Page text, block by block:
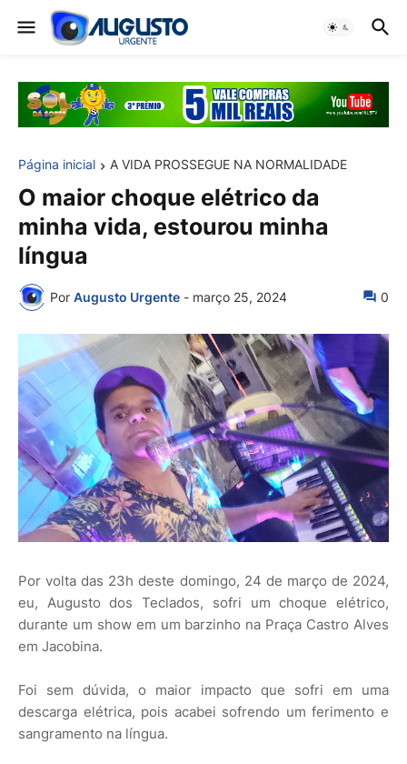
Página inicial A VIDA PROSSEGUE NA NORMALIDADE
O maior choque elétrico da
minha vida, estourou minha
língua
Por Augusto Urgente - março 25, 2024 0
Por volta das 23h deste domingo, 24 de março de 2024,
eu, Augusto dos Teclados, sofri um choque elétrico,
durante um show em um barzinho na Praça Castro Alves
em Jacobina.
Foi sem dúvida, o maior impacto que sofri em uma
descarga elétrica, pois acabei sofrendo um ferimento e
sangramento na língua.